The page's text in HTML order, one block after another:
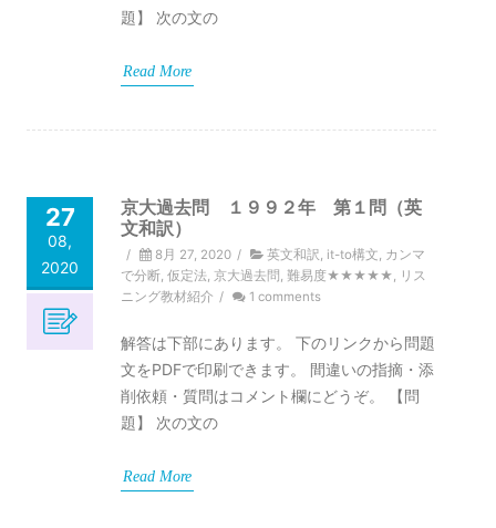
題】 次の文の
Read More
27
08,
2020
京大過去問 １９９２年 第１問（英
文和訳）
/ 8月 27, 2020 / 英文和訳, it-to構文, カンマ
で分断, 仮定法, 京大過去問 , 難易度★★★★★, リス
ニング教材紹介 / 1 comments
解答は下部にあります。 下のリンクから問題
文をPDFで印刷できます。 間違いの指摘・添
削依頼・質問はコメント欄にどうぞ。 【問
題】 次の文の
Read More